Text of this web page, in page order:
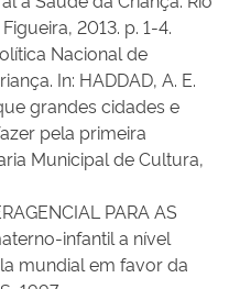
2013. p. 1-4.
Nacional de
In: HADDAD, A. E.
grandes cidades e
pela primeira
Municipal de Cultura,
PARA AS
infantil a nível
mundial em favor da